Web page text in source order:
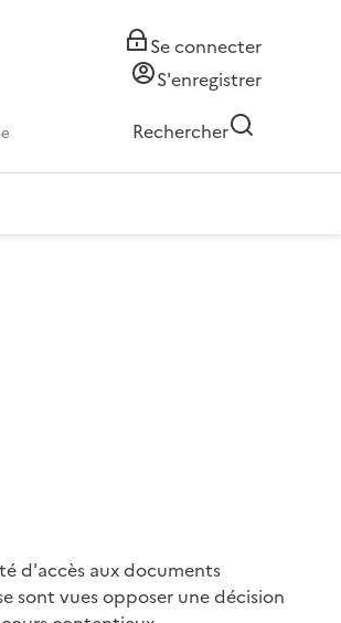
Se connecter
S'enregistrer
Rechercher
d'accès aux documents
sont vues opposer une décision